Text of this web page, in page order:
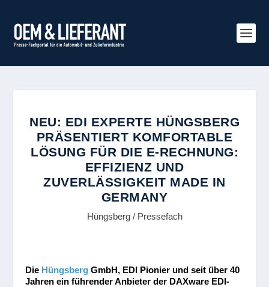
NEU: EDI EXPERTE HÜNGSBERG
PRÄSENTIERT KOMFORTABLE
LÖSUNG FÜR DIE E-RECHNUNG:
EFFIZIENZ UND
ZUVERLÄSSIGKEIT MADE IN
GERMANY
Hüngsberg / Pressefach
Die Hüngsberg GmbH, EDI Pionier und seit über 40
Jahren ein führender Anbieter der DAXware EDI-